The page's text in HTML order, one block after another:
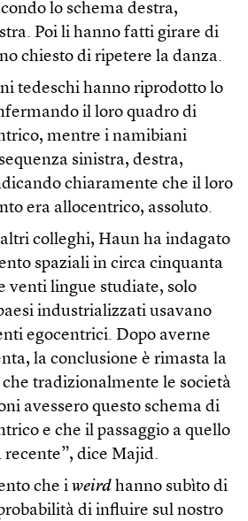
lo schema destra,
Poi li hanno fatti girare di
chiesto di ripetere la danza.
tedeschi hanno riprodotto lo
il loro quadro di
mentre i namibiani
sinistra, destra,
chiaramente che il loro
era allocentrico, assoluto.
colleghi, Haun ha indagato
spaziali in circa cinquanta
venti lingue studiate, solo
industrializzati usavano
egocentrici. Dopo averne
la conclusione è rimasta la
che tradizionalmente le società
avessero questo schema di
e che il passaggio a quello
recente”, dice Majid.
che i weird hanno subìto di
di influire sul nostro